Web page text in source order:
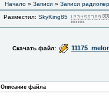
Начало » Записи » Записи
Разместил: SkyKing85
Скачать файл:
Описание файла